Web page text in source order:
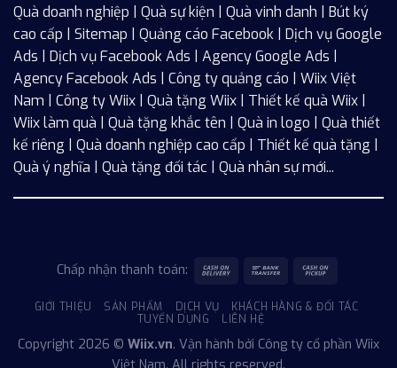
Quà doanh nghiệp | Quà sự kiện | Quà vinh danh | Bút ký
cao cấp | Sitemap | Quảng cáo Facebook | Dịch vụ Google
Ads | Dịch vụ Facebook Ads | Agency Google Ads |
Agency Facebook Ads | Công ty quảng cáo | WiixViệt
Nam | Công ty Wiix | Quà tặng Wiix | Thiết kế quà Wiix |
Wiix làm quà | Quà tặng khắc tên | Quà in logo | Quà thiết
kế riêng | Quà doanh nghiệp cao cấp | Thiết kế quà tặng |
Quà ý nghĩa | Quà tặng đối tác | Quà nhân sự mới...
Chấp nhận thanh toán:
GIỚI THIỆU SẢN PHẨM DỊCH VỤ
KHÁCH HÀNG & ĐỐI TÁC
TUYỂN DỤNG
LIÊN HỆ
Copyright 2026 © Wiix.vn. Vận hành bởi Công ty cổ phần Wiix
Việt Nam. All rights reserved.